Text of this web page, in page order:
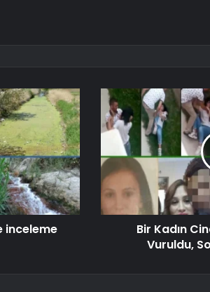
inceleme
Bir Kadın
Vuruldu,